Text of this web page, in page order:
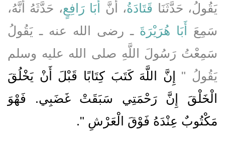
يَقُولُ، حَدَّثَنَا قَتَادَةُ، أَنَّ أَبَا رَافِعٍ، حَدَّثَهُ أَنَّهُ،
سَمِعَ
أَبَا هُرَيْرَةَ ـ رضى الله عنه ـ يَقُولُ
سَمِعْتُ رَسُولَ اللَّهِ صلى الله عليه وسلم
يَقُولُ ‏"‏
إِنَّ اللَّهَ كَتَبَ كِتَابًا قَبْلَ أَنْ يَخْلُقَ
الْخَلْقَ إِنَّ رَحْمَتِي سَبَقَتْ غَضَبِي‏.‏ فَهْوَ
مَكْتُوبٌ عِنْدَهُ فَوْقَ الْعَرْشِ ‏"‏‏.‏